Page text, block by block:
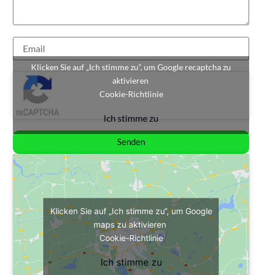
Klicken Sie auf „Ich stimme zu“, um Google recaptcha zu
aktivieren
Cookie-Richtlinie
Ich stimme zu
Senden
Klicken Sie auf „Ich stimme zu“, um Google
maps zu aktivieren
Cookie-Richtlinie
Ich stimme zu